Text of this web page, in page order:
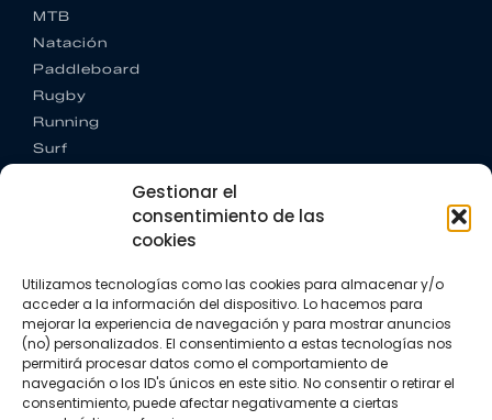
Gestionar el
consentimiento de las
cookies
Utilizamos tecnologías como las cookies para almacenar y/o
acceder a la información del dispositivo. Lo hacemos para
mejorar la experiencia de navegación y para mostrar anuncios
(no) personalizados. El consentimiento a estas tecnologías nos
permitirá procesar datos como el comportamiento de
navegación o los ID's únicos en este sitio. No consentir o retirar el
consentimiento, puede afectar negativamente a ciertas
MTB
Natación
Paddleboard
Rugby
Running
Surf
CONTACTO
+34 662 342 177
info@vkssport.com
SÍGUENOS